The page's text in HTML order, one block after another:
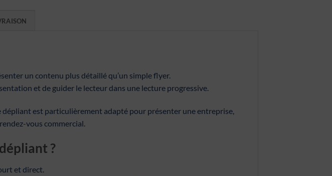
un contenu plus détaillé qu’un simple flyer.
et de guider le lecteur dans une lecture progressive.
dépliant est particulièrement adapté pour présenter une entreprise,
vous commercial.
?
et direct.